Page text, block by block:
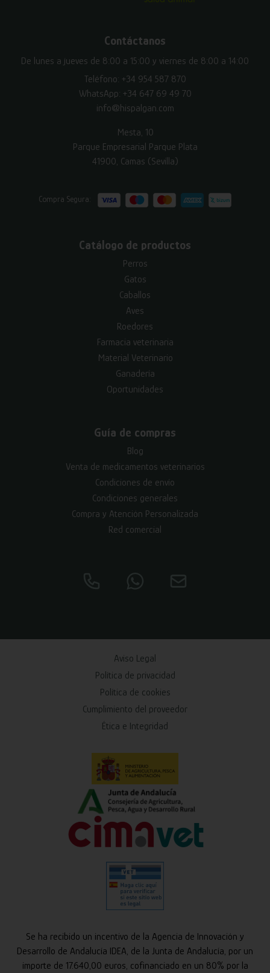
Contáctanos
De lunes a jueves de 8:00 a 15:00 y viernes de 8:00 a 14:00
Teléfono: +34 954 587 870
WhatsApp: +34 647 69 49 70
info@hispalgan.com
Mesta, 10
Parque Empresarial Parque Plata
41900, Camas (Sevilla)
Compra Segura:
Catálogo de productos
Perros
Gatos
Caballos
Aves
Roedores
Farmacia veterinaria
Material Veterinario
Ganadería
Oportunidades
Guía de compras
Blog
Venta de medicamentos veterinarios
Condiciones de envío
Condiciones generales
Compra y Atención Personalizada
Red comercial
Aviso Legal
Política de privacidad
Política de cookies
Cumplimiento del proveedor
Ética e Integridad
Se ha recibido un incentivo de la Agencia de Innovación y
Desarrollo de Andalucía IDEA, de la Junta de Andalucía, por un
importe de 17.640,00 euros, cofinanciado en un 80% por la